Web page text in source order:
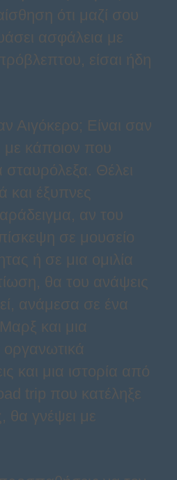
ότι μαζί σου
ασφάλεια με
είσαι ήδη
Αιγόκερο; Είναι σαν
με κάποιον που
Θέλει
και έξυπνες
αν του
σε μουσείο
ή σε μια ομιλία
θα του ανάψεις
ανάμεσα σε ένα
και μια
και μια ιστορία από
trip που κατέληξε
γνέψει με